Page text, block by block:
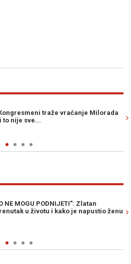
NOVA IZNENAĐENJA U
u narednih 15 dana...
ženu
NA POMOLU JE
mogao ostati bez unosnog